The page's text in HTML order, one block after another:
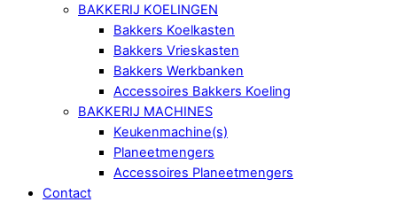
BAKKERIJ KOELINGEN
Bakkers Koelkasten
Bakkers Vrieskasten
Bakkers Werkbanken
Accessoires Bakkers Koeling
BAKKERIJ MACHINES
Keukenmachine(s)
Planeetmengers
Accessoires Planeetmengers
Contact